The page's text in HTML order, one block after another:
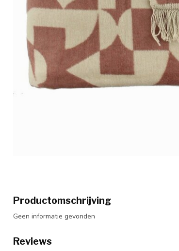
Productomschrijving
Geen informatie gevonden
Reviews